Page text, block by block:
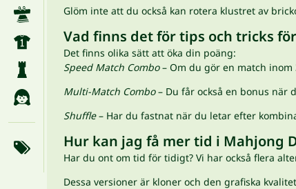
Glöm inte att du också kan rotera klustret av
Vad finns det för tips och tricks
Det finns olika sätt att öka din poäng:
Speed Match Combo– Om du gör en match inom
Multi-Match Combo– Du får också en bonus när
Shuffle– Har du fastnat när du letar efter
Hur kan jag få mer tid i Mahjong
Har du ont om tid för tidigt? Vi har också flera
Dessa versioner är kloner och den grafiska